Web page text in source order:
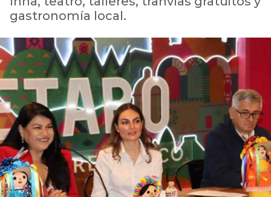
gastronomía local.